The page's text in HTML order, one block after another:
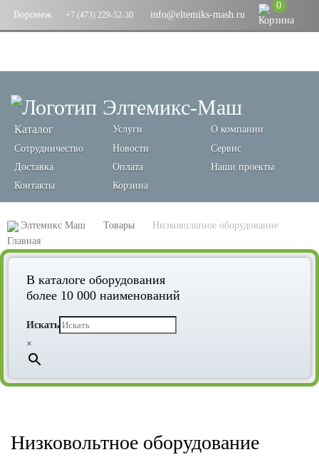
Воронеж +7 (473) 229-52-30 info@eltemiks-mash.ru
0
Каталог Услуги
О компании
Сотрудничество
Новости
Сервис
Доставка
Оплата
Наши проекты
Контакты
Корзина
Элтемикс Маш Товары Низковольтное оборудование
В каталоге оборудования
более 10 000 наименований
Искать
×
Низковольтное оборудование